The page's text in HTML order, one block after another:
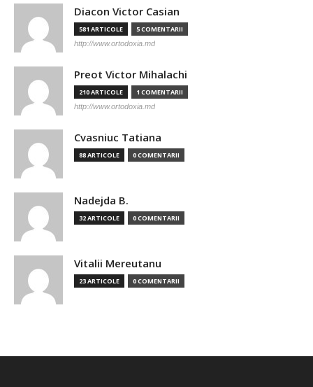
Diacon Victor Casian
581 ARTICOLE 5 COMENTARII
http://www.ortodoxia.md
Preot Victor Mihalachi
210 ARTICOLE 1 COMENTARII
http://www.ortodoxia.md
Cvasniuc Tatiana
88 ARTICOLE 0 COMENTARII
Nadejda B.
32 ARTICOLE 0 COMENTARII
Vitalii Mereutanu
23 ARTICOLE 0 COMENTARII